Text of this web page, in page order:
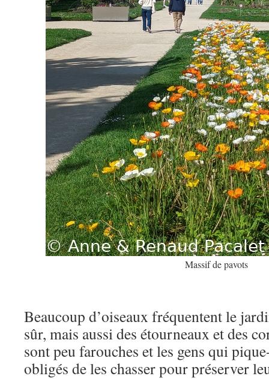
Massif de pavots
Beaucoup d’oiseaux fréquentent le
sûr, mais aussi des étourneaux et des
sont peu farouches et les gens qui
obligés de les chasser pour préserver